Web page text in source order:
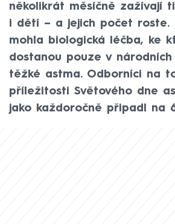
několikrát měsíčně zažívají
i dětí – a jejich počet roste.
mohla biologická léčba, ke
dostanou pouze v
těžké astma. Odborníci na
příležitosti Světového dne
jako každoročně připadl na